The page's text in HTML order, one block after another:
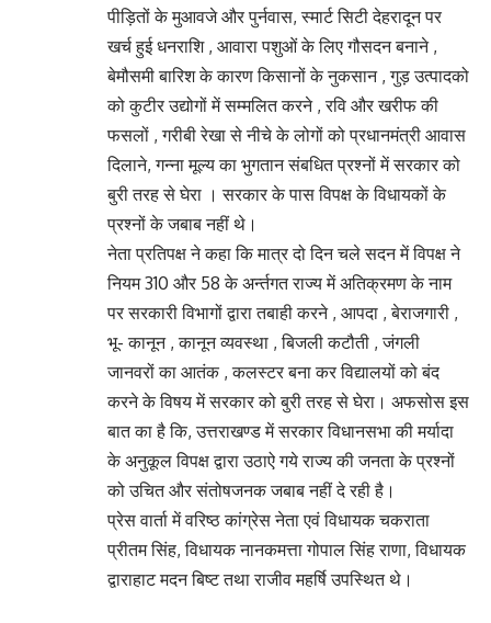
पीड़ितों के मुआवजे और पुर्नवास, स्मार्ट सिटी देहरादून पर
खर्च हुई धनराशि , आवारा पशुओं के लिए गौसदन बनाने ,
बेमौसमी बारिश के कारण किसानों के नुकसान , गुड़ उत्पादको
को कुटीर उद्योगों में सम्मलित करने , रवि और खरीफ की
फसलों , गरीबी रेखा से नीचे के लोगों को प्रधानमंत्री आवास
दिलाने, गन्ना मूल्य का भुगतान संबधित प्रश्नों में सरकार को
बुरी तरह से घेरा । सरकार के पास विपक्ष के विधायकों के
प्रश्नों के जबाब नहीं थे।
नेता प्रतिपक्ष ने कहा कि मात्र दो दिन चले सदन में विपक्ष ने
नियम 310 और 58 के अर्न्तगत राज्य में अतिक्रमण के नाम
पर सरकारी विभागों द्वारा तबाही करने , आपदा , बेराजगारी ,
भू- कानून , कानून व्यवस्था , बिजली कटौती , जंगली
जानवरों का आतंक , कलस्टर बना कर विद्यालयों को बंद
करने के विषय में सरकार को बुरी तरह से घेरा। अफसोस इस
बात का है कि, उत्तराखण्ड में सरकार विधानसभा की मर्यादा
के अनुकूल विपक्ष द्वारा उठाऐ गये राज्य की जनता के प्रश्नों
को उचित और संतोषजनक जबाब नहीं दे रही है।
प्रेस वार्ता में वरिष्ठ कांग्रेस नेता एवं विधायक चकराता
प्रीतम सिंह, विधायक नानकमत्ता गोपाल सिंह राणा, विधायक
द्वाराहाट मदन बिष्ट तथा राजीव महर्षि उपस्थित थे।